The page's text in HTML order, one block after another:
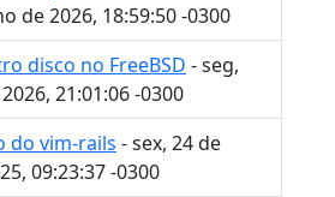
de 2026, 18:59:50 -0300
disco no FreeBSD - seg,
21:01:06 -0300
do vim-rails - sex, 24 de
09:23:37 -0300